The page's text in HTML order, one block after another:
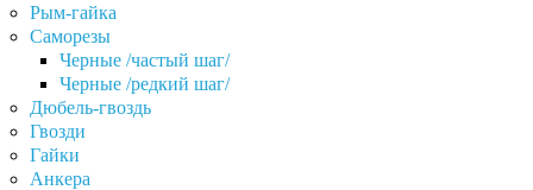
Рым-гайка
Саморезы
Черные /частый шаг/
Черные /редкий шаг/
Дюбель-гвоздь
Гвозди
Гайки
Анкера